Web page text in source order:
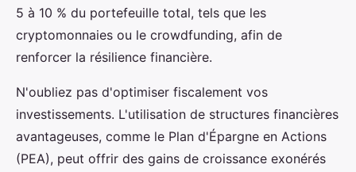
5 à 10 % du portefeuille total, tels que les
cryptomonnaies ou le crowdfunding, afin de
renforcer la résilience financière.
N'oubliez pas d'optimiser fiscalement vos
investissements. L'utilisation de structures financières
avantageuses, comme le Plan d'Épargne en Actions
(PEA), peut offrir des gains de croissance exonérés